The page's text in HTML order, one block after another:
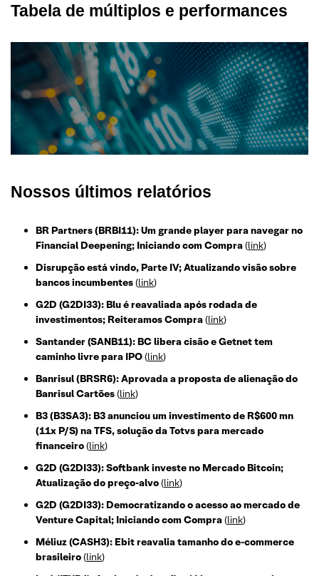
Tabela de múltiplos e performances
Nossos últimos relatórios
BR Partners (BRBI11): Um grande player para navegar no
Financial Deepening; Iniciando com Compra(link)
Disrupção está vindo, Parte IV; Atualizando visão sobre
bancos incumbentes(link)
G2D (G2DI33): Blu é reavaliada após rodada de
investimentos; Reiteramos Compra(link)
Santander (SANB11): BC libera cisão e Getnet tem
caminho livre para IPO(link)
Banrisul (BRSR6): Aprovada a proposta de alienação do
Banrisul Cartões(link)
B3 (B3SA3): B3 anunciou um investimento de R$600 mn
(11x P/S) na TFS, solução da Totvs para mercado
financeiro(link)
G2D (G2DI33): Softbank investe no Mercado Bitcoin;
Atualização do preço-alvo(link)
G2D (G2DI33): Democratizando o acesso ao mercado de
Venture Capital; Iniciando com Compra(link)
Méliuz (CASH3): Ebit reavalia tamanho do e-commerce
brasileiro(link)